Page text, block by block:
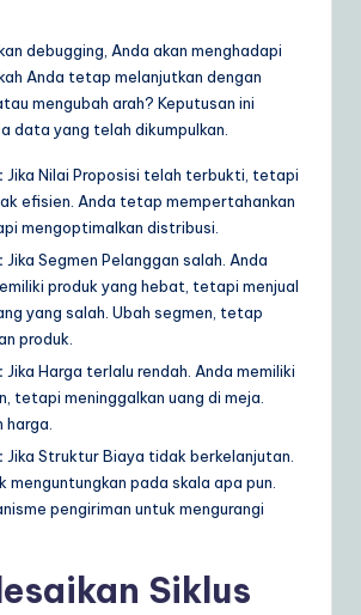
debugging, Anda akan menghadapi
Anda tetap melanjutkan dengan
mengubah arah? Keputusan ini
data yang telah dikumpulkan.
Jika Nilai Proposisi telah terbukti, tetapi
efisien. Anda tetap mempertahankan
mengoptimalkan distribusi.
Jika Segmen Pelanggan salah. Anda
produk yang hebat, tetapi menjual
yang salah. Ubah segmen, tetap
produk.
Jika Harga terlalu rendah. Anda memiliki
tetapi meninggalkan uang di meja.
harga.
Jika Struktur Biaya tidak berkelanjutan.
menguntungkan pada skala apa pun.
pengiriman untuk mengurangi
Siklus